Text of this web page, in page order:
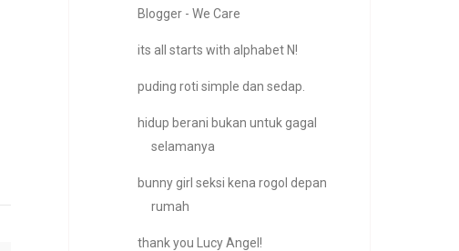
Blogger - We Care
its all starts with alphabet N!
puding roti simple dan sedap.
hidup berani bukan untuk gagal
selamanya
bunny girl seksi kena rogol depan
rumah
thank you Lucy Angel!